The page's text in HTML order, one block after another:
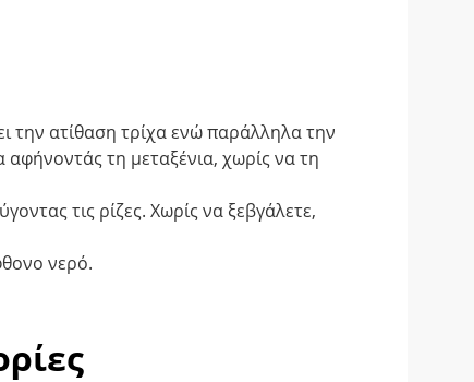
την ατίθαση τρίχα ενώ παράλληλα την
αφήνοντάς τη μεταξένια, χωρίς να τη
τις ρίζες. Χωρίς να ξεβγάλετε,
νερό.